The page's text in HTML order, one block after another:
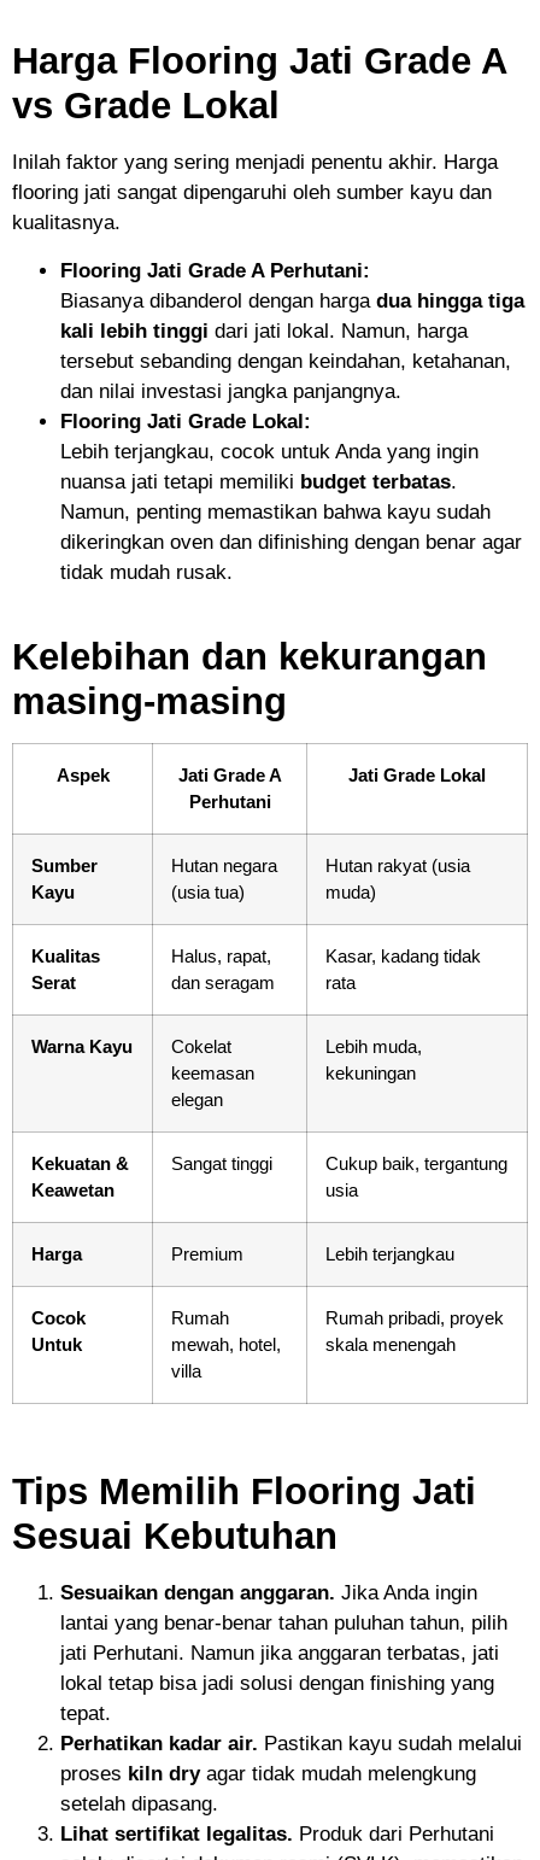
Harga Flooring Jati Grade A
vs Grade Lokal
Inilah faktor yang sering menjadi penentu akhir. Harga
flooring jati sangat dipengaruhi oleh sumber kayu dan
kualitasnya.
Flooring Jati Grade A Perhutani:
Biasanya dibanderol dengan harga dua hingga tiga
kali lebih tinggi dari jati lokal. Namun, harga
tersebut sebanding dengan keindahan, ketahanan,
dan nilai investasi jangka panjangnya.
Flooring Jati Grade Lokal:
Lebih terjangkau, cocok untuk Anda yang ingin
nuansa jati tetapi memiliki budget terbatas.
Namun, penting memastikan bahwa kayu sudah
dikeringkan oven dan difinishing dengan benar agar
tidak mudah rusak.
Kelebihan dan kekurangan
masing-masing
Aspek
Jati Grade A
Perhutani
Jati Grade Lokal
Sumber
Kayu
Hutan negara
(usia tua)
Hutan rakyat (usia
muda)
Kualitas
Serat
Halus, rapat,
dan seragam
Kasar, kadang tidak
rata
Warna Kayu
Cokelat
keemasan
elegan
Lebih muda,
kekuningan
Kekuatan &
Keawetan
Sangat tinggi
Cukup baik, tergantung
usia
Harga Premium Lebih terjangkau
Cocok
Untuk
Rumah
mewah, hotel,
villa
Rumah pribadi, proyek
skala menengah
Tips Memilih Flooring Jati
Sesuai Kebutuhan
Sesuaikan dengan anggaran. Jika Anda ingin
lantai yang benar-benar tahan puluhan tahun, pilih
jati Perhutani. Namun jika anggaran terbatas, jati
lokal tetap bisa jadi solusi dengan finishing yang
tepat.
Perhatikan kadar air. Pastikan kayu sudah melalui
proses kiln dryagar tidak mudah melengkung
setelah dipasang.
Lihat sertifikat legalitas. Produk dari Perhutani